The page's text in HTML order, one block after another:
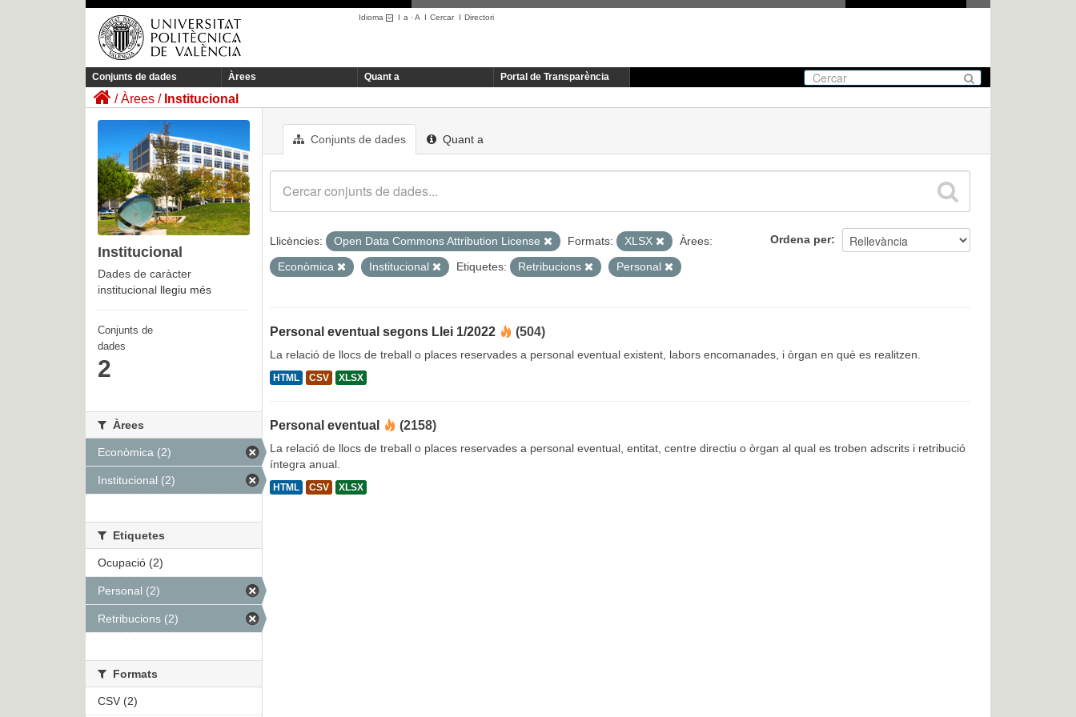
Idioma I a ·A I CercarI Directori
Conjunts de dades Àrees Quant a Portal de Transparència
Àrees Institucional
Conjunts de dades Quant a
Ordena per
Llicències: Open Data Commons Attribution License Formats: XLSX
Àrees:
Econòmica
Institucional Etiquetes: Retribucions Personal
Personal eventual segons Llei 1/2022 (504)
La relació de llocs de treball o places reservades a personal eventual existent, labors encomanades, i òrgan en què es realitzen.
HTML CSV XLSX
Personal eventual (2158)
La relació de llocs de treball o places reservades a personal eventual, entitat, centre directiu o òrgan al qual es troben adscrits i retribució
íntegra anual.
HTML CSV XLSX
Institucional
Dades de caràcter
institucional llegiu més
Conjunts de
dades
2
Àrees
Econòmica (2)
Institucional (2)
Etiquetes
Ocupació (2)
Personal (2)
Retribucions (2)
Formats
CSV (2)